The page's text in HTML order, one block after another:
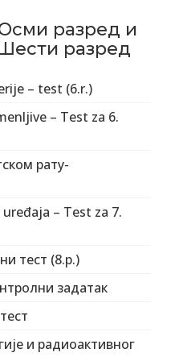
разред и
разред
– test (6.r.)
– Test za 6.
рату-
– Test za 7.
тест (8.р.)
задатак
и радиоактивног